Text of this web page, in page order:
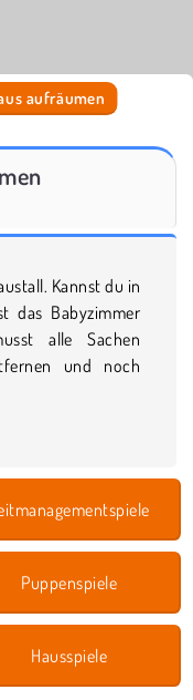
aufräumen
Kannst du in
das Babyzimmer
alle Sachen
und noch
Puppenspiele
Hausspiele